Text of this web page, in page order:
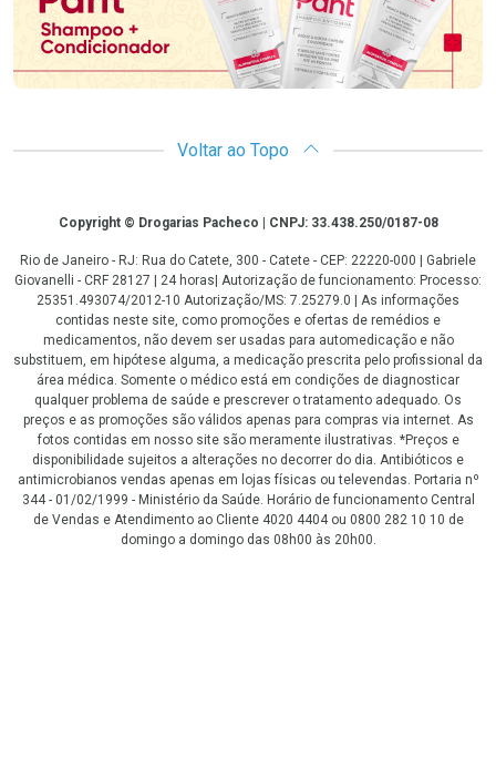
Voltar ao Topo
CopyrightCopyright © Drogarias Pacheco | CNPJ: 33.438.250/0187-08
Rio de Janeiro - RJ: Rua do Catete, 300 - Catete - CEP: 22220-000 | Gabriele
Giovanelli - CRF 28127 | 24 horas| Autorização de funcionamento: Processo:
25351.493074/2012-10 Autorização/MS: 7.25279.0 | As informações
contidas neste site, como promoções e ofertas de remédios e
medicamentos, não devem ser usadas para automedicação e não
substituem, em hipótese alguma, a medicação prescrita pelo profissional da
área médica. Somente o médico está em condições de diagnosticar
qualquer problema de saúde e prescrever o tratamento adequado. Os
preços e as promoções são válidos apenas para compras via internet. As
fotos contidas em nosso site são meramente ilustrativas. *Preços e
disponibilidade sujeitos a alterações no decorrer do dia. Antibióticos e
antimicrobianos vendas apenas em lojas físicas ou televendas. Portaria nº
344 - 01/02/1999 - Ministério da Saúde. Horário de funcionamento Central
de Vendas e Atendimento ao Cliente 4020 4404 ou 0800 282 10 10 de
domingo a domingo das 08h00 às 20h00.